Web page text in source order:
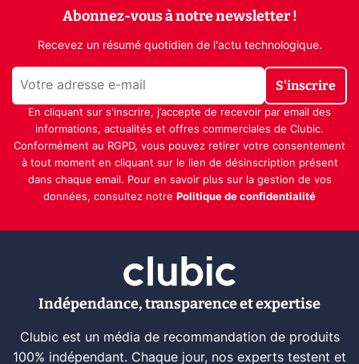
Abonnez-vous à notre newsletter !
Recevez un résumé quotidien de l'actu technologique.
S'inscrire
En cliquant sur s'inscrire, j’accepte de recevoir par email des
informations, actualités et offres commerciales de Clubic.
Conformément au RGPD, vous pouvez retirer votre consentement
à tout moment en cliquant sur le lien de désinscription présent
dans chaque email. Pour en savoir plus sur la gestion de vos
données, consultez notre Politique de confidentialité
Indépendance, transparence et expertise
Clubic est un média de recommandation de produits
100% indépendant. Chaque jour, nos experts testent et